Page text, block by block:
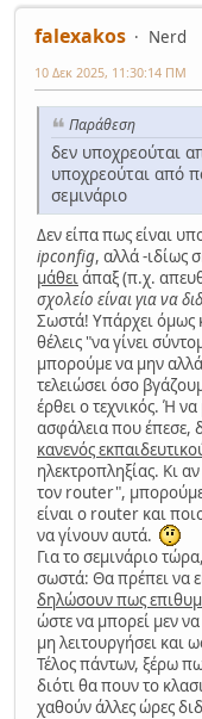
falexakos
Nerd
10 Δεκ 2025, 11:30:14 ΠΜ
Παράθεση
δεν υποχρεούται
υποχρεούται από
σεμινάριο
Δεν είπα πως είναι
ipconfig, αλλά -ιδίως
μάθειάπαξ (π.χ.
σχολείο είναι για να
Σωστά! Υπάρχει όμως
θέλεις "να γίνει
μπορούμε να μην
τελειώσει όσο
έρθει ο τεχνικός. Ή
ασφάλεια που έπεσε,
κανενός
ηλεκτροπληξίας. Κι
τον router", μπορούμε
είναι ο router και
να γίνουν αυτά.
Για το σεμινάριο
σωστά: Θα πρέπει να
δηλώσουν πως
ώστε να μπορεί μεν
μη λειτουργήσει και
Τέλος πάντων, ξέρω
διότι θα πουν το
χαθούν άλλες ώρες